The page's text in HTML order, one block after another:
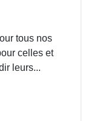
tous nos
celles et
leurs...